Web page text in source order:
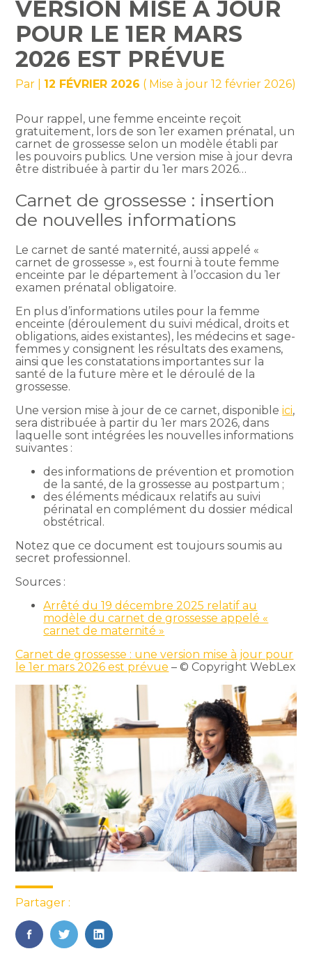
VERSION MISE À JOUR
POUR LE 1ER MARS
2026 EST PRÉVUE
Par 12 FÉVRIER 2026 ( Mise à jour 12 février 2026)
Pour rappel, une femme enceinte reçoit
gratuitement, lors de son 1er examen prénatal, un
carnet de grossesse selon un modèle établi par
les pouvoirs publics. Une version mise à jour devra
être distribuée à partir du 1er mars 2026…
Carnet de grossesse : insertion
de nouvelles informations
Le carnet de santé maternité, aussi appelé «
carnet de grossesse », est fourni à toute femme
enceinte par le département à l’occasion du 1er
examen prénatal obligatoire.
En plus d’informations utiles pour la femme
enceinte (déroulement du suivi médical, droits et
obligations, aides existantes), les médecins et sage-
femmes y consignent les résultats des examens,
ainsi que les constatations importantes sur la
santé de la future mère et le déroulé de la
grossesse.
Une version mise à jour de ce carnet, disponibleici,
sera distribuée à partir du 1er mars 2026, dans
laquelle sont intégrées les nouvelles informations
suivantes :
des informations de prévention et promotion
de la santé, de la grossesse au postpartum ;
des éléments médicaux relatifs au suivi
périnatal en complément du dossier médical
obstétrical.
Notez que ce document est toujours soumis au
secret professionnel.
Sources :
Arrêté du 19 décembre 2025 relatif au
modèle du carnet de grossesse appelé «
carnet de maternité »
Carnet de grossesse : une version mise à jour pour
le 1er mars 2026 est prévue – © Copyright WebLex
Partager :
FaceBook
TwitterLinkedIn